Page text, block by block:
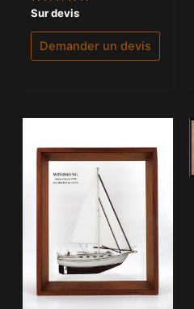
Note
0
sur
Sur devis
Demander un devis